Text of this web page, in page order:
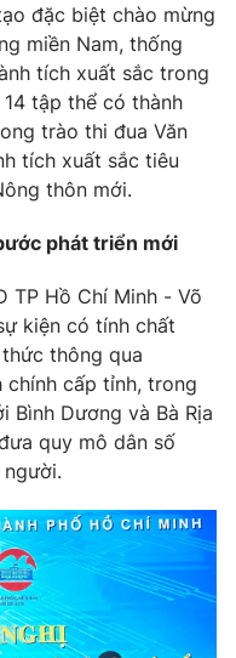
đặc biệt chào mừng
miền Nam, thống
tích xuất sắc trong
tập thể có thành
trào thi đua Văn
tích xuất sắc tiêu
thôn mới.
phát triển mới
TP Hồ Chí Minh - Võ
kiện có tính chất
thông qua
chính cấp tỉnh, trong
Bình Dương và Bà Rịa
quy mô dân số